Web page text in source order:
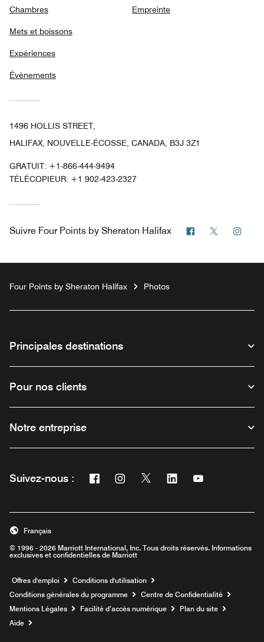
Chambres
Mets et boissons
Expériences
Évènements
Empreinte
1496 HOLLIS STREET,
HALIFAX, NOUVELLE-ÉCOSSE, CANADA, B3J 3Z1
GRATUIT: +1-866-444-9494
TÉLÉCOPIEUR: +1 902-423-2327
Suivre Four Points by Sheraton Halifax Facebook
Twitter
Four Points by Sheraton Halifax Photos
Principales destinations
Pour nos clients
Notre entreprise
Suivez-nous : Facebook
Ouvre une nouvelle fenêtre
Instagram
Ouvre une nouvelle fenêtre
Twitter
Ouvre une nouvelle fenêtre
Linkedin
Ouvre une nouvelle
Ouvre une
© 1996 - 2026 Marriott International, Inc. Tous droits réservés. Informations
exclusives et confidentielles de Marriott
Français
Offres d'emploi Ouvre une nouvelle fenêtre
Conditions d'utilisation
Conditions générales du programme
Centre de Confidentialité
Mentions Légales
Facilité d’accès numérique
Plan du site
Aide